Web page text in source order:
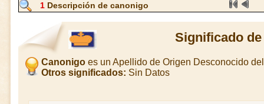
1 Descripción de canonigo
Significado
Canonigoes un Apellido de Origen Desconocido
Otros significados: Sin Datos